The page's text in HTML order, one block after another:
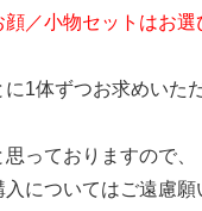
／小物セットはお
1体ずつお求めいただ
っておりますので、
についてはご遠慮願